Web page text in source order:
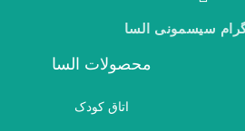
سیسمونی السا
محصولات السا
اتاق کودک